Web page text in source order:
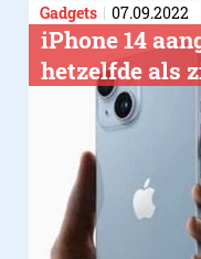
Gadgets 07.09.2022
iPhone 14
hetzelfde als